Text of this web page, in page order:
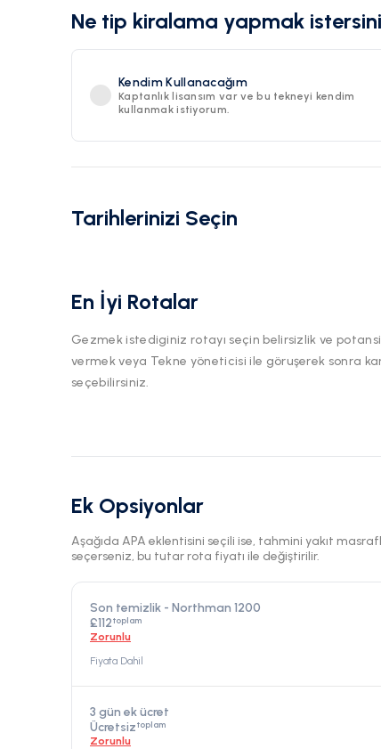
Ne tip kiralama yapmak
Kendim Kullanacağım
Kaptanlık lisansım var ve bu tekneyi kendim
kullanmak istiyorum.
Tarihlerinizi Seçin
En İyi Rotalar
Gezmek istediginiz rotayı seçin belirsizlik ve
vermek veya Tekne yöneticisi ile göruşerek sonra
seçebilirsiniz.
Ek Opsiyonlar
Aşağıda APA eklentisini seçili ise, tahmini yakıt
seçerseniz, bu tutar rota fiyatı ile değiştirilir.
Son temizlik - Northman 1200
£112toplam
Zorunlu
Fiyata Dahil
3 gün ek ücret
Ücretsiztoplam
Zorunlu